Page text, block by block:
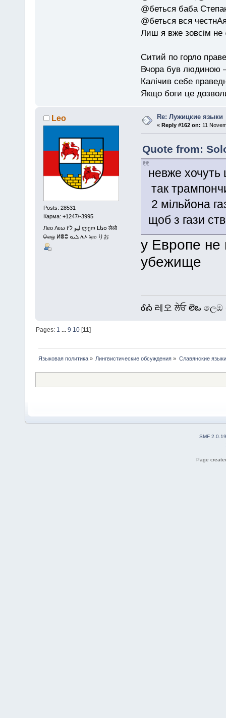
@беться баба
@беться вся
Лиш я вже зовсім не
Ситий по горло
Вчора був людиною —
Калічив себе
Якщо боги це
Leo
Posts: 28531
Карма: +1247/-3995
Лео Λεω ليو ליו ლეო Լեօ लेओ
லெஒ ⵍⴻⵓ ܠܝܘ ሌኦ ⲗⲉⲟ りお
Re: Лужицкие языки
«Reply #162 on: 11
Quote from:
невже хочуть
так
2 мільйона
щоб з гази
у Европе не
убежище
ᎴᎣ 레오 ਲੇਓ లెఒ
Pages: 1 ...9 10 [11]
Языковая политика» Лингвистические обсуждения » Славянские языки
SMF 2.0.19
Page